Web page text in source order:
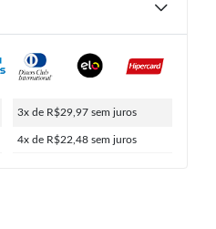
R$85,41
5% de desconto no PIX
3x de R$29,97 sem juros
4x de R$22,48 sem juros